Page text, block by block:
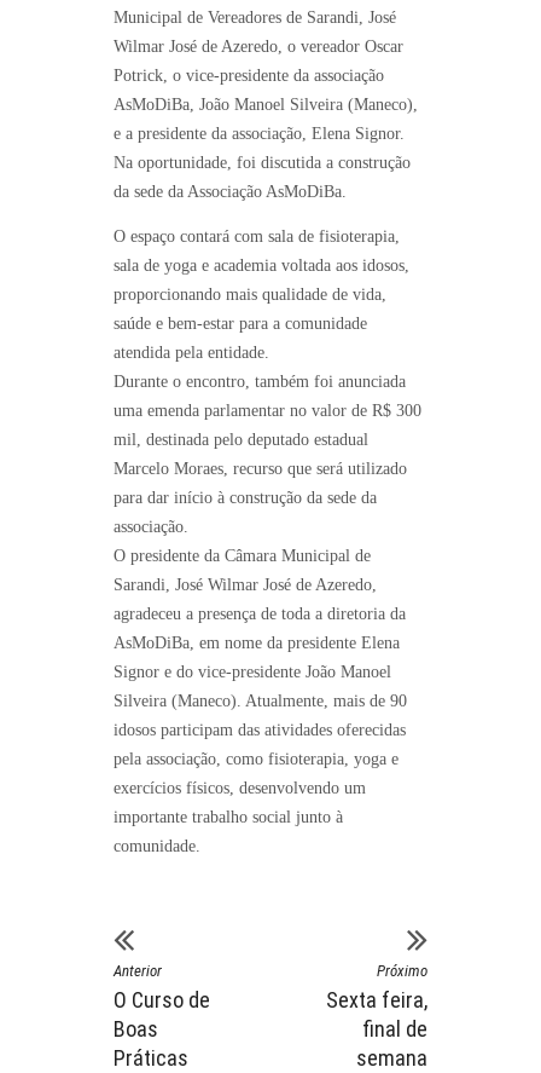
Municipal de Vereadores de Sarandi, José
Wilmar José de Azeredo, o vereador Oscar
Potrick, o vice-presidente da associação
AsMoDiBa, João Manoel Silveira (Maneco),
e a presidente da associação, Elena Signor.
Na oportunidade, foi discutida a construção
da sede da Associação AsMoDiBa.
O espaço contará com sala de fisioterapia,
sala de yoga e academia voltada aos idosos,
proporcionando mais qualidade de vida,
saúde e bem-estar para a comunidade
atendida pela entidade.
Durante o encontro, também foi anunciada
uma emenda parlamentar no valor de R$ 300
mil, destinada pelo deputado estadual
Marcelo Moraes, recurso que será utilizado
para dar início à construção da sede da
associação.
O presidente da Câmara Municipal de
Sarandi, José Wilmar José de Azeredo,
agradeceu a presença de toda a diretoria da
AsMoDiBa, em nome da presidente Elena
Signor e do vice-presidente João Manoel
Silveira (Maneco). Atualmente, mais de 90
idosos participam das atividades oferecidas
pela associação, como fisioterapia, yoga e
exercícios físicos, desenvolvendo um
importante trabalho social junto à
comunidade.
Anterior
O Curso de
Boas
Práticas
Próximo
Sexta feira,
final de
semana